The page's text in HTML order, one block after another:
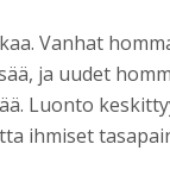
Vanhat
ja uudet
Luonto
ihmiset